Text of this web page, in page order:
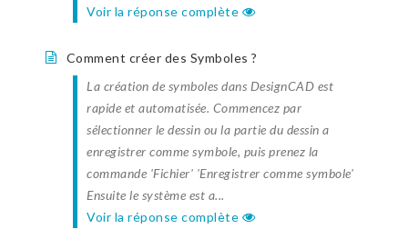
Voir la réponse complète
Comment créer des Symboles ?
La création de symboles dans DesignCAD est
rapide et automatisée. Commencez par
sélectionner le dessin ou la partie du dessin a
enregistrer comme symbole, puis prenez la
commande 'Fichier' 'Enregistrer comme symbole'
Ensuite le système est a...
Voir la réponse complète